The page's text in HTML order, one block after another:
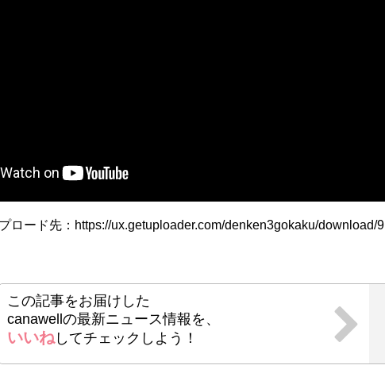
ード先：https://ux.getuploader.com/denken3gokaku/download/9
この記事をお届けした
canawellの最新ニュース情報を、
いいねしてチェックしよう！